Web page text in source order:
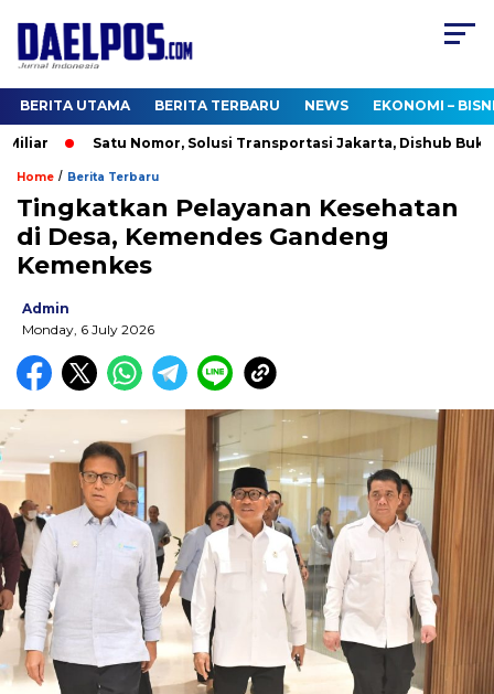
BERITA UTAMA BERITA TERBARU NEWS EKONOMI –
Satu Nomor, Solusi Transportasi Jakarta, Dishub Buka
Home / Berita Terbaru
Tingkatkan Pelayanan Kesehatan
di Desa, Kemendes Gandeng
Kemenkes
Admin
Monday, 6 July 2026